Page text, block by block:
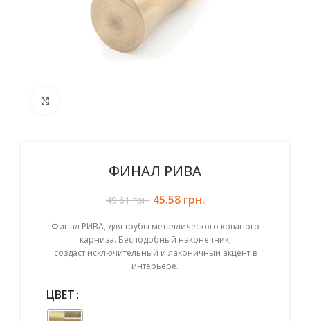
ФИНАЛ РИВА
49.61грн.
Первоначальная цена
45.58 грн.
Финал РИВА, для трубы металлического кованого
карниза. Бесподобный наконечник,
создаст исключительный и лаконичный акцент в
интерьере.
ЦВЕТ